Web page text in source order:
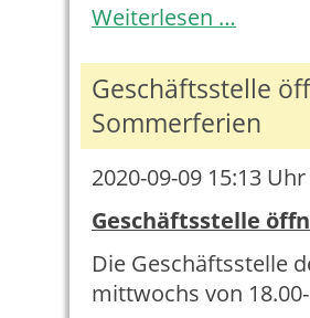
Weiterlesen …Spieltag
Geschäftsstelle
Sommerferien
2020-09-09 15:13
Geschäftsstelle
Die Geschäftsstelle
mittwochs von